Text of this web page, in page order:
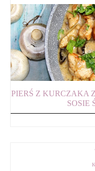
PIERŚ Z KURCZAKA
SOSIE